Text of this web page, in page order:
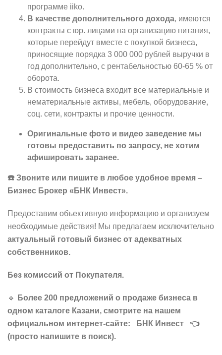
программе iiko.
В качестве дополнительного дохода, имеются
контракты с юр. лицами на организацию питания,
которые перейдут вместе с покупкой бизнеса,
приносящие порядка 3 000 000 рублей выручки в
год дополнительно, с рентабельностью 60-65 % от
оборота.
В стоимость бизнеса входит все материальные и
нематериальные активы, мебель, оборудование,
соц. сети, контракты и прочие ценности.
Оригинальные фото и видео заведение мы
готовы предоставить по запросу, не хотим
афишировать заранее.
☎️ Звоните или пишите в любое удобное время –
Бизнес Брокер «БНК Инвест».
Предоставим объективную информацию и организуем
необходимые действия! Мы предлагаем исключительно
актуальный готовый бизнес от адекватных
собственников.
Без комиссий от Покупателя.
🔹
Более 200 предложений о продаже бизнеса в
одном каталоге Казани, смотрите на нашем
официальном интернет-сайте: БНК Инвест
👈
(просто напишите в поиск).